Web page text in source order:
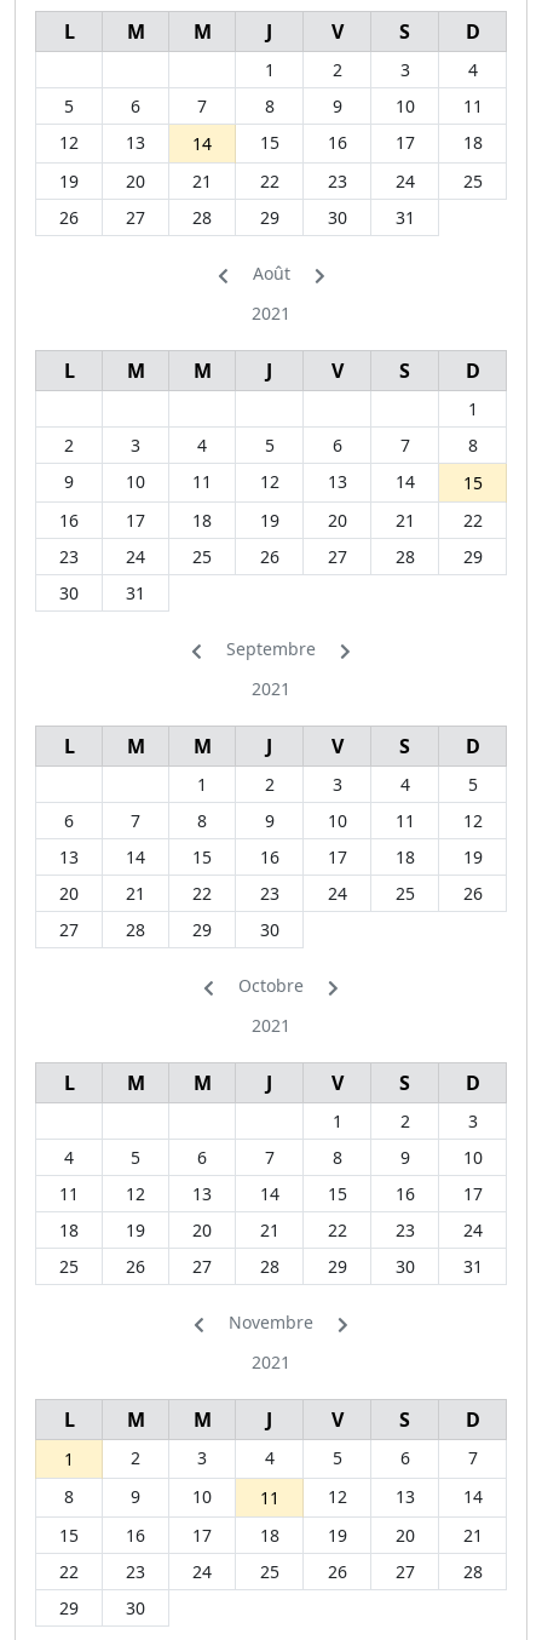
L M M J V S D
1 2 3
4
5
6 7 8 9 10
11
12
13 14 15 16 17
18
19
20 21 22 23 24
25
26
27 28 29 30 31
Août
2021
L M M J V S D
1
2
3 4 5 6 7
8
9
10 11 12 13 14
15
16
17 18 19 20 21
22
23
24 25 26 27 28
29
30
31
Septembre
2021
L M M J V S D
1 2 3 4
5
6
7 8 9 10 11
12
13
14 15 16 17 18
19
20
21 22 23 24 25
26
27
28 29 30
Octobre
2021
L M M J V S D
1 2
3
4
5 6 7 8 9
10
11
12 13 14 15 16
17
18
19 20 21 22 23
24
25
26 27 28 29 30 31
Novembre
2021
L M M J V S D
1 2 3 4 5 6
7
8
9 10 11 12 13
14
15
16 17 18 19 20
21
22
23 24 25 26 27
28
29
30